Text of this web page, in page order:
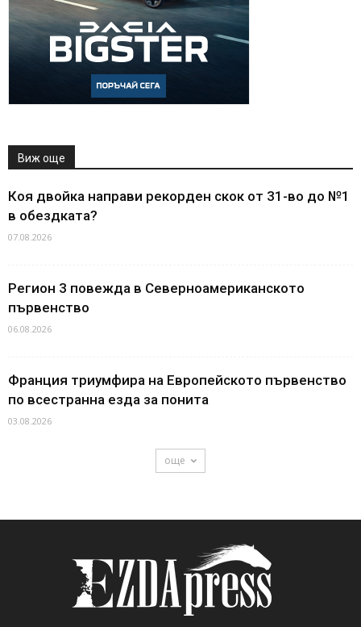
Виж още
Коя двойка направи рекорден скок от 31-во до №1
в обездката?
07.08.2026
Регион 3 повежда в Северноамериканското
първенство
06.08.2026
Франция триумфира на Европейското първенство
по всестранна езда за понита
03.08.2026
още